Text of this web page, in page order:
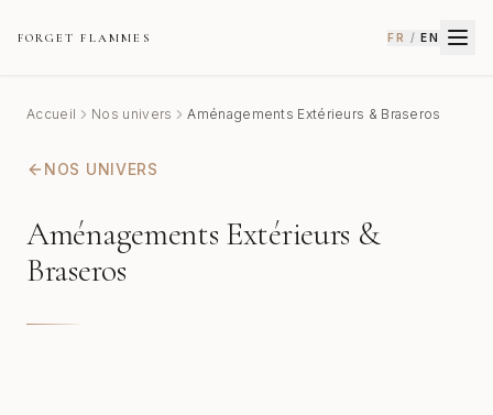
FORGET FLAMMES FR / EN
Accueil Nos univers Aménagements Extérieurs & Braseros
NOS UNIVERS
Aménagements Extérieurs &
Braseros